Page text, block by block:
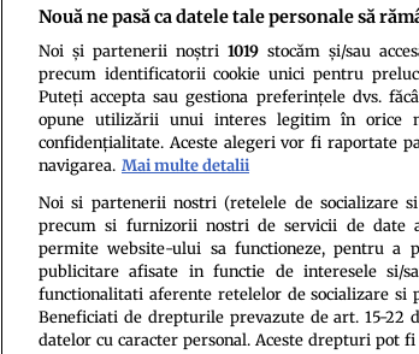
Sursa foto: Shutterstock
Nouă ne pasă ca datele tale personale să
Noi și partenerii noștri 1019stocăm și/sau
precum identificatorii cookie unici pentru
Puteți accepta sau gestiona preferințele dvs.
opune utilizării unui interes legitim în orice
confidențialitate. Aceste alegeri vor fi raportate
navigarea. Mai multe detalii
Noi si partenerii nostri (retelele de socializare
precum si furnizorii nostri de servicii de date
permite website-ului sa functioneze, pentru a
publicitare afisate in functie de interesele si/
functionalitati aferente retelelor de socializare si
Beneficiati de drepturile prevazute de art. 15-22
datelor cu caracter personal. Aceste drepturi pot